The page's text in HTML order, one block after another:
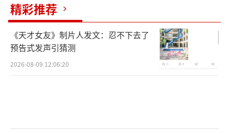
精彩推荐
《天才女友》制片人发文：忍不下去了
预告式发声引猜测
2026-08-09 12:06:20